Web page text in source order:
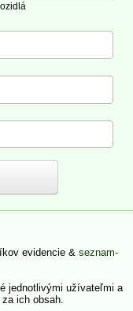
evidencie & seznam-
jednotlivými užívateľmi a
ich obsah.